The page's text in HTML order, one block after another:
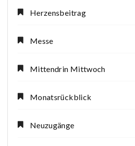
Herzensbeitrag
Messe
Mittendrin Mittwoch
Monatsrückblick
Neuzugänge